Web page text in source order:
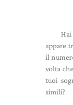
appare
il
volta
tuoi
simili?